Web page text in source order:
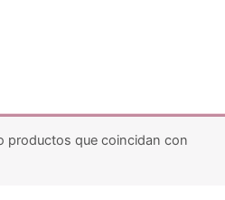
productos que coincidan con